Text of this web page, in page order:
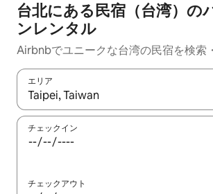
台北にある民宿（台湾）の
ンレンタル
Airbnbでユニークな台湾の民宿を検索
エリア
検索結果が表示されたら、上下の矢印キ
チェックイン
チェックアウト